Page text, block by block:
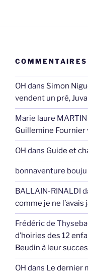
OH dans Simon
vendent un pré,
Marie laure MARTIN
Guillemine Fournier
OH dans Guide et
bonnaventure
BALLAIN-RINALDI
comme je ne l’avais
Frédéric de
d’hoiries des 12
Beudin à leur
OH dans Le dernier